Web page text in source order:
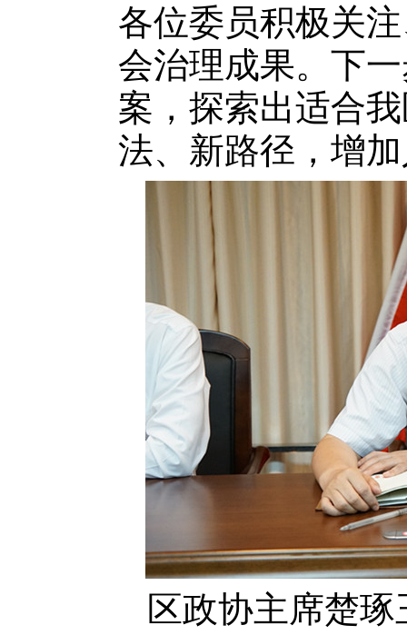
各位委员积极关
会治理成果。下
案，探索出适合
法、新路径，增
区政协主席楚